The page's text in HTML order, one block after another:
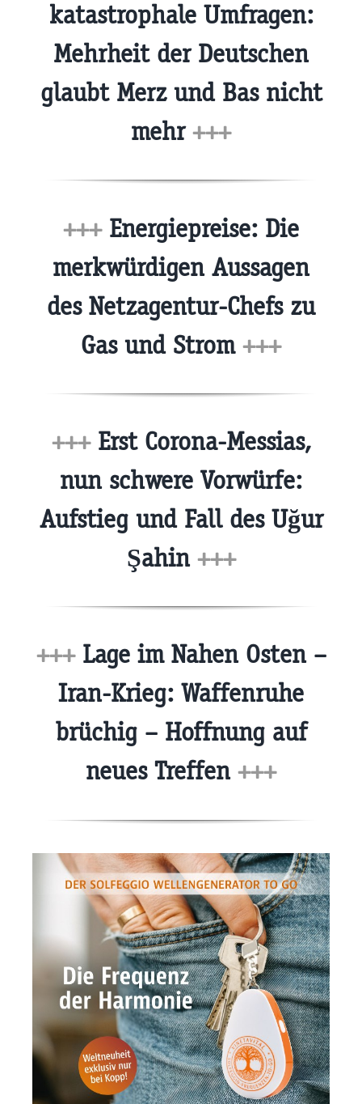
katastrophale Umfragen:
Mehrheit der Deutschen
glaubt Merz und Bas nicht
mehr+++
+++Energiepreise: Die
merkwürdigen Aussagen
des Netzagentur-Chefs zu
Gas und Strom +++
+++ Erst Corona-Messias,
nun schwere Vorwürfe:
Aufstieg und Fall des Uğur
Şahin +++
+++ Lage im Nahen Osten –
Iran-Krieg: Waffenruhe
brüchig – Hoffnung auf
neues Treffen +++